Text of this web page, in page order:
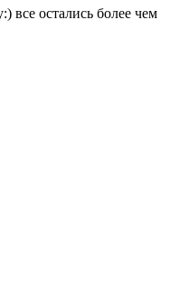
все остались более чем